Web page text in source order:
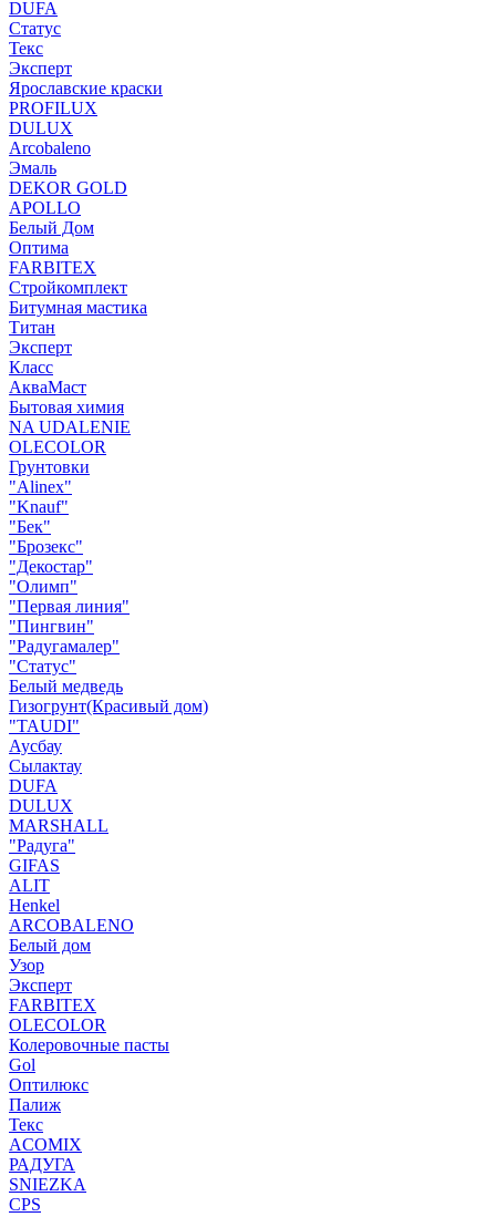
DUFA
Статус
Текс
Эксперт
Ярославские краски
PROFILUX
DULUX
Arcobaleno
Эмаль
DEKOR GOLD
APOLLO
Белый Дом
Оптима
FARBITEX
Стройкомплект
Битумная мастика
Титан
Эксперт
Класс
АкваМаст
Бытовая химия
NA UDALENIE
OLECOLOR
Грунтовки
"Alinex"
"Knauf"
"Бек"
"Брозекс"
"Декостар"
"Олимп"
"Первая линия"
"Пингвин"
"Радугамалер"
"Статус"
Белый медведь
Гизогрунт(Красивый дом)
"TAUDI"
Аусбау
Сылактау
DUFA
DULUX
MARSHALL
"Радуга"
GIFAS
ALIT
Henkel
ARCOBALENO
Белый дом
Узор
Эксперт
FARBITEX
OLECOLOR
Колеровочные пасты
Gol
Оптилюкс
Палиж
Текс
ACOMIX
РАДУГА
SNIEZKA
CPS